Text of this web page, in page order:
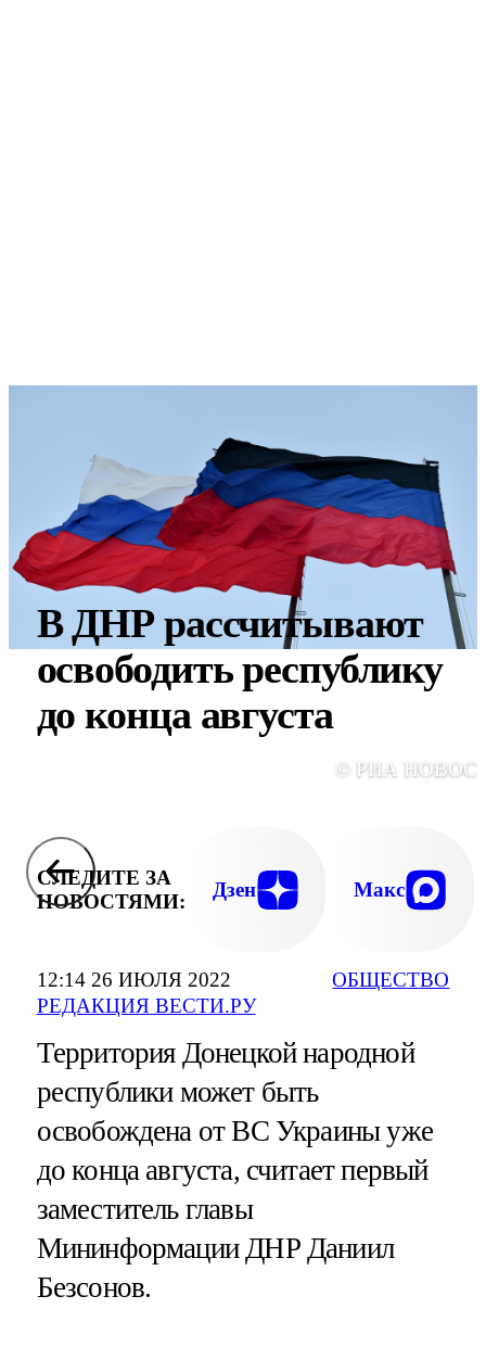
12:14 26 ИЮЛЯ 2022
РЕДАКЦИЯ ВЕСТИ.РУ
ОБЩЕСТВО
В ДНР рассчитывают
освободить республику
до конца августа
© РИА
СЛЕДИТЕ ЗА
НОВОСТЯМИ:
Дзен Макс
Территория Донецкой народной
республики может быть
освобождена от ВС Украины уже
до конца августа, считает первый
заместитель главы
Мининформации ДНР Даниил
Безсонов.